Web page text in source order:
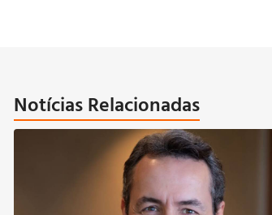
Notícias Relacionadas